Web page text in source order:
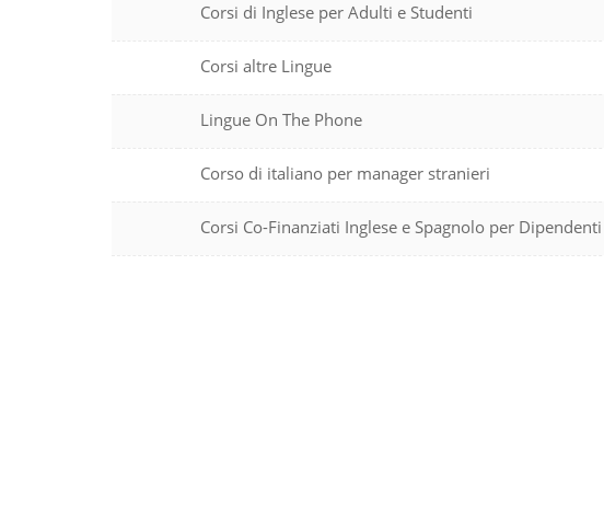
Corsi di Inglese per Adulti e Studenti
Corsi altre Lingue
Lingue On The Phone
Corso di italiano per manager stranieri
Corsi Co-Finanziati Inglese e Spagnolo per